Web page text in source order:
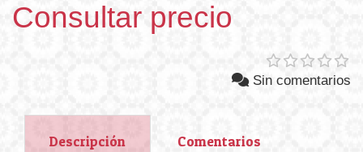
Consultar precio
Sin comentarios
Descripción Comentarios